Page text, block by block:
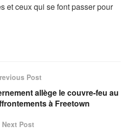
et ceux qui se font passer pour
Post
allège le couvre-feu au
à Freetown
Next Post